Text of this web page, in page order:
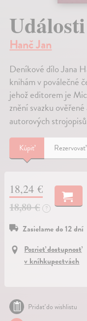
Události
Hanč Jan
Deníkové dílo Jana
knihám v poválečné
jehož editorem je
znění svazku
autorových
Kúpiť
18,24 €
18,80 €
?
Zasielame do 12 dní
Pozrieť dostupnosť
v kníhkupectvách
Pridať do wishlistu